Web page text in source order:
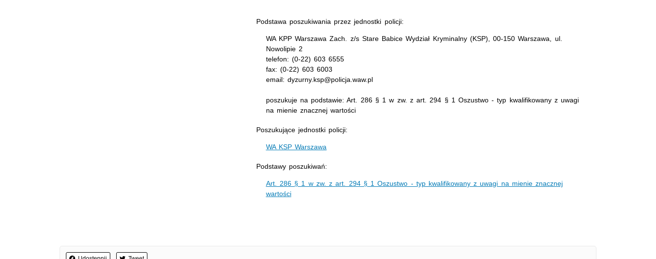
Podstawa poszukiwania przez jednostki policji:
WA KPP Warszawa Zach. z/s Stare Babice Wydział Kryminalny (KSP), 00-150 Warszawa, ul.
Nowolipie 2
telefon: (0-22) 603 6555
fax: (0-22) 603 6003
email: dyzurny.ksp@policja.waw.pl
poszukuje na podstawie: Art. 286 § 1 w zw. z art. 294 § 1 Oszustwo - typ kwalifikowany z uwagi
na mienie znacznej wartości
Poszukujące jednostki policji:
WA KSP Warszawa
Podstawy poszukiwań:
Art. 286 § 1 w zw. z art. 294 § 1 Oszustwo - typ kwalifikowany z uwagi na mienie znacznej
wartości